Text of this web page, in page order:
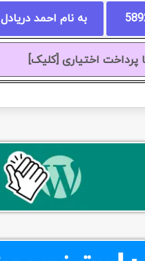
به نام احمد دریادل
پرداخت اختیاری [کلیک]